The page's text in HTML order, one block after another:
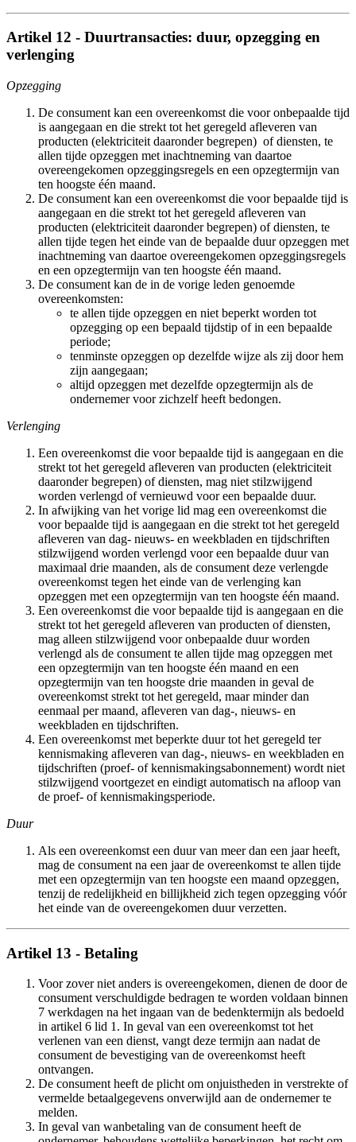
Artikel 12 - Duurtransacties: duur, opzegging en
verlenging
Opzegging
De consument kan een overeenkomst die voor onbepaalde tijd
is aangegaan en die strekt tot het geregeld afleveren van
producten (elektriciteit daaronder begrepen) of diensten, te
allen tijde opzeggen met inachtneming van daartoe
overeengekomen opzeggingsregels en een opzegtermijn van
ten hoogste één maand.
De consument kan een overeenkomst die voor bepaalde tijd is
aangegaan en die strekt tot het geregeld afleveren van
producten (elektriciteit daaronder begrepen) of diensten, te
allen tijde tegen het einde van de bepaalde duur opzeggen met
inachtneming van daartoe overeengekomen opzeggingsregels
en een opzegtermijn van ten hoogste één maand.
De consument kan de in de vorige leden genoemde
overeenkomsten:
te allen tijde opzeggen en niet beperkt worden tot
opzegging op een bepaald tijdstip of in een bepaalde
periode;
tenminste opzeggen op dezelfde wijze als zij door hem
zijn aangegaan;
altijd opzeggen met dezelfde opzegtermijn als de
ondernemer voor zichzelf heeft bedongen.
Verlenging
Een overeenkomst die voor bepaalde tijd is aangegaan en die
strekt tot het geregeld afleveren van producten (elektriciteit
daaronder begrepen) of diensten, mag niet stilzwijgend
worden verlengd of vernieuwd voor een bepaalde duur.
In afwijking van het vorige lid mag een overeenkomst die
voor bepaalde tijd is aangegaan en die strekt tot het geregeld
afleveren van dag- nieuws- en weekbladen en tijdschriften
stilzwijgend worden verlengd voor een bepaalde duur van
maximaal drie maanden, als de consument deze verlengde
overeenkomst tegen het einde van de verlenging kan
opzeggen met een opzegtermijn van ten hoogste één maand.
Een overeenkomst die voor bepaalde tijd is aangegaan en die
strekt tot het geregeld afleveren van producten of diensten,
mag alleen stilzwijgend voor onbepaalde duur worden
verlengd als de consument te allen tijde mag opzeggen met
een opzegtermijn van ten hoogste één maand en een
opzegtermijn van ten hoogste drie maanden in geval de
overeenkomst strekt tot het geregeld, maar minder dan
eenmaal per maand, afleveren van dag-, nieuws- en
weekbladen en tijdschriften.
Een overeenkomst met beperkte duur tot het geregeld ter
kennismaking afleveren van dag-, nieuws- en weekbladen en
tijdschriften (proef- of kennismakingsabonnement) wordt niet
stilzwijgend voortgezet en eindigt automatisch na afloop van
de proef- of kennismakingsperiode.
Duur
Als een overeenkomst een duur van meer dan een jaar heeft,
mag de consument na een jaar de overeenkomst te allen tijde
met een opzegtermijn van ten hoogste een maand opzeggen,
tenzij de redelijkheid en billijkheid zich tegen opzegging vóór
het einde van de overeengekomen duur verzetten.
Artikel 13 - Betaling
Voor zover niet anders is overeengekomen, dienen de door de
consument verschuldigde bedragen te worden voldaan binnen
7 werkdagen na het ingaan van de bedenktermijn als bedoeld
in artikel 6 lid 1. In geval van een overeenkomst tot het
verlenen van een dienst, vangt deze termijn aan nadat de
consument de bevestiging van de overeenkomst heeft
ontvangen.
De consument heeft de plicht om onjuistheden in verstrekte of
vermelde betaalgegevens onverwijld aan de ondernemer te
melden.
In geval van wanbetaling van de consument heeft de